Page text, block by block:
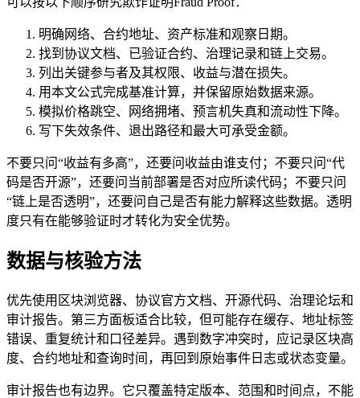
明确网络、合约地址、资产标准和观察日期。
找到协议文档、已验证合约、治理记录和链上交易。
列出关键参与者及其权限、收益与潜在损失。
用本文公式完成基准计算，并保留原始数据来源。
模拟价格跳空、网络拥堵、预言机失真和流动性下降。
写下失效条件、退出路径和最大可承受金额。
不要只问“收益有多高”，还要问收益由谁支付；不要只问“代
码是否开源”，还要问当前部署是否对应所读代码；不要只问
“链上是否透明”，还要问自己是否有能力解释这些数据。透明
度只有在能够验证时才转化为安全优势。
数据与核验方法
优先使用区块浏览器、协议官方文档、开源代码、治理论坛和
审计报告。第三方面板适合比较，但可能存在缓存、地址标签
错误、重复统计和口径差异。遇到数字冲突时，应记录区块高
度、合约地址和查询时间，再回到原始事件日志或状态变量。
审计报告也有边界。它只覆盖特定版本、范围和时间点，不能